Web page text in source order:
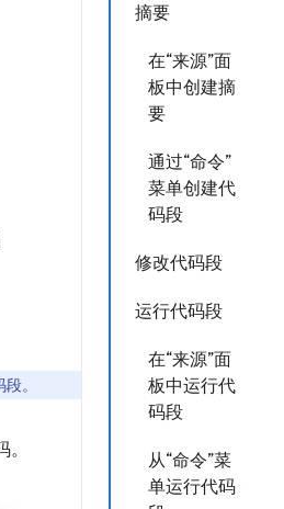
摘要
在“来源”面
板中创建摘
要
通过“命令”
菜单创建代
码段
修改代码段
运行代码段
在“来源”面
板中运行代
码段
从“命令”菜
单运行代码
。